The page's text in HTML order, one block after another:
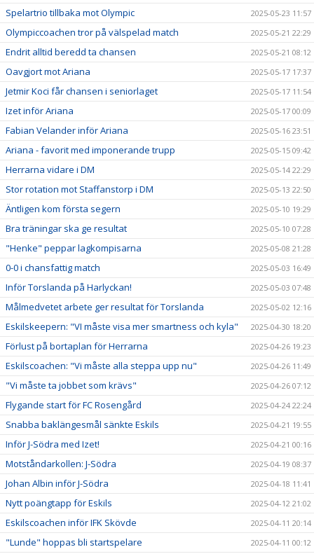
Spelartrio tillbaka mot Olympic 2025-05-23 11:57
Olympiccoachen tror på välspelad match 2025-05-21 22:29
Endrit alltid beredd ta chansen 2025-05-21 08:12
Oavgjort mot Ariana 2025-05-17 17:37
Jetmir Koci får chansen i seniorlaget 2025-05-17 11:54
Izet inför Ariana 2025-05-17 00:09
Fabian Velander inför Ariana 2025-05-16 23:51
Ariana - favorit med imponerande trupp 2025-05-15 09:42
Herrarna vidare i DM 2025-05-14 22:29
Stor rotation mot Staffanstorp i DM 2025-05-13 22:50
Äntligen kom första segern 2025-05-10 19:29
Bra träningar ska ge resultat 2025-05-10 07:28
"Henke" peppar lagkompisarna 2025-05-08 21:28
0-0 i chansfattig match 2025-05-03 16:49
Inför Torslanda på Harlyckan! 2025-05-03 07:48
Målmedvetet arbete ger resultat för Torslanda 2025-05-02 12:16
Eskilskeepern: "VI måste visa mer smartness och kyla" 2025-04-30 18:20
Förlust på bortaplan för Herrarna 2025-04-26 19:23
Eskilscoachen: "Vi måste alla steppa upp nu" 2025-04-26 11:49
"Vi måste ta jobbet som krävs" 2025-04-26 07:12
Flygande start för FC Rosengård 2025-04-24 22:24
Snabba baklängesmål sänkte Eskils 2025-04-21 19:55
Inför J-Södra med Izet! 2025-04-21 00:16
Motståndarkollen: J-Södra 2025-04-19 08:37
Johan Albin inför J-Södra 2025-04-18 11:41
Nytt poängtapp för Eskils 2025-04-12 21:02
Eskilscoachen inför IFK Skövde 2025-04-11 20:14
"Lunde" hoppas bli startspelare 2025-04-11 00:12